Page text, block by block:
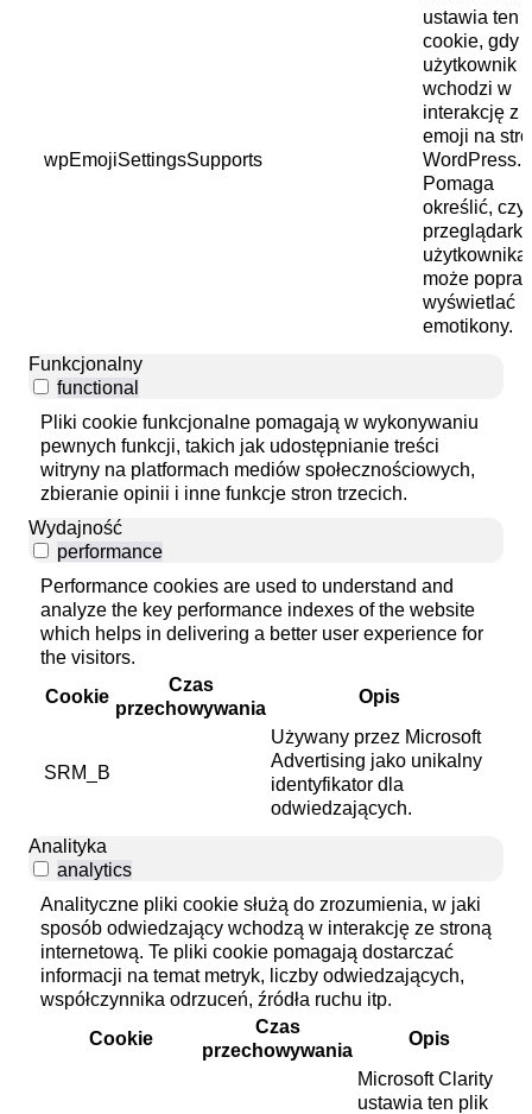
wpEmojiSettingsSupports
ustawia ten
cookie, gdy
użytkownik
wchodzi w
interakcję z
emoji na
WordPress.
Pomaga
określić, czy
przeglądarka
użytkownika
może
wyświetlać
emotikony.
Funkcjonalny
functional
Pliki cookie funkcjonalne pomagają w wykonywaniu
pewnych funkcji, takich jak udostępnianie treści
witryny na platformach mediów społecznościowych,
zbieranie opinii i inne funkcje stron trzecich.
Wydajność
performance
Performance cookies are used to understand and
analyze the key performance indexes of the website
which helps in delivering a better user experience for
the visitors.
Cookie
Czas
przechowywania
Opis
SRM_B
Używany przez Microsoft
Advertising jako unikalny
identyfikator dla
odwiedzających.
Analityka
analytics
Analityczne pliki cookie służą do zrozumienia, w jaki
sposób odwiedzający wchodzą w interakcję ze stroną
internetową. Te pliki cookie pomagają dostarczać
informacji na temat metryk, liczby odwiedzających,
współczynnika odrzuceń, źródła ruchu itp.
Cookie
Czas
przechowywania
Opis
Microsoft Clarity
ustawia ten plik